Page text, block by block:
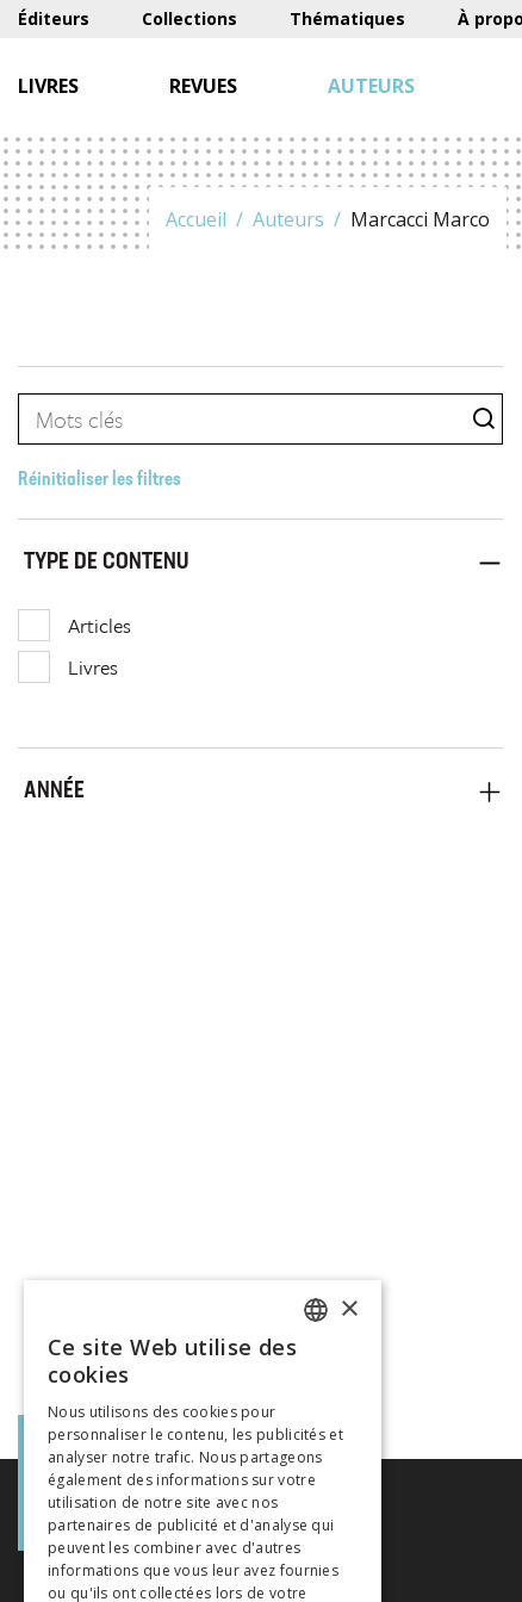
Éditeurs Collections Thématiques À
LIVRES REVUES AUTEURS
Accueil Auteurs Marcacci Marco
Réinitialiser les filtres
TYPE DE CONTENU
Articles
Livres
ANNÉE
ITALIAN
×
Ce site Web utilise des
cookies
Nous utilisons des cookies pour
personnaliser le contenu, les publicités et
analyser notre trafic. Nous partageons
également des informations sur votre
utilisation de notre site avec nos
partenaires de publicité et d'analyse qui
peuvent les combiner avec d'autres
informations que vous leur avez fournies
ou qu'ils ont collectées lors de votre